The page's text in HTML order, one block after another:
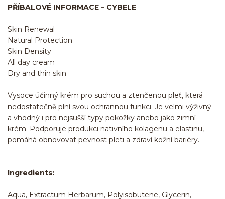
PŘÍBALOVÉ INFORMACE – CYBELE
Skin Renewal
Natural Protection
Skin Density
All day cream
Dry and thin skin
Vysoce účinný krém pro suchou a ztenčenou pleť, která
nedostatečně plní svou ochrannou funkci. Je velmi výživný
a vhodný i pro nejsušší typy pokožky anebo jako zimní
krém. Podporuje produkci nativního kolagenu a elastinu,
pomáhá obnovovat pevnost pleti a zdraví kožní bariéry.
Ingredients:
Aqua, Extractum Herbarum, Polyisobutene, Glycerin,